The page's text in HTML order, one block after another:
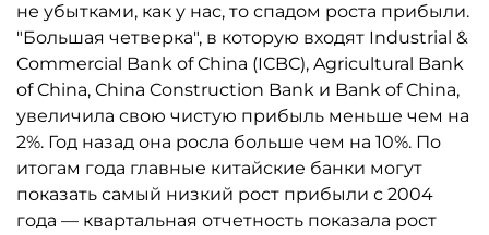
не убытками, как у нас, то спадом роста прибыли.
"Большая четверка", в которую входят Industrial &
Commercial Bank of China (ICBC), Agricultural Bank
of China, China Construction Bank и Bank of China,
увеличила свою чистую прибыль меньше чем на
2%. Год назад она росла больше чем на 10%. По
итогам года главные китайские банки могут
показать самый низкий рост прибыли с 2004
года — квартальная отчетность показала рост